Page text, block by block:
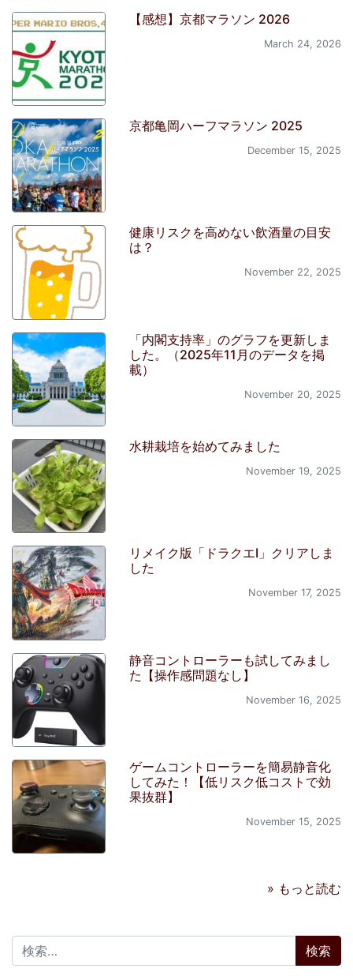
【感想】京都マラソン 2026
March 24, 2026
京都亀岡ハーフマラソン 2025
December 15, 2025
健康リスクを高めない飲酒量の目安
は？
November 22, 2025
「内閣支持率」のグラフを更新しま
した。（2025年11月のデータを掲
載）
November 20, 2025
水耕栽培を始めてみました
November 19, 2025
リメイク版「ドラクエI」クリアしま
した
November 17, 2025
静音コントローラーも試してみまし
た【操作感問題なし】
November 16, 2025
ゲームコントローラーを簡易静音化
してみた！【低リスク低コストで効
果抜群】
November 15, 2025
» もっと読む
検索: